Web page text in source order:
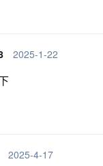
2025-1-22
2025-4-17